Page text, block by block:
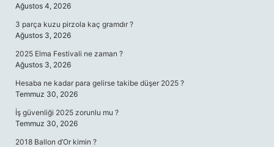
Ağustos 4, 2026
3 parça kuzu pirzola kaç gramdır ?
Ağustos 3, 2026
2025 Elma Festivali ne zaman ?
Ağustos 3, 2026
Hesaba ne kadar para gelirse takibe düşer 2025 ?
Temmuz 30, 2026
İş güvenliği 2025 zorunlu mu ?
Temmuz 30, 2026
2018 Ballon d’Or kimin ?